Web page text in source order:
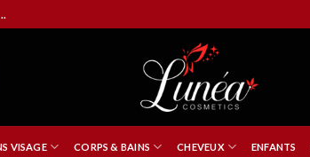
VISAGE CORPS & BAINS CHEVEUX ENFANTS